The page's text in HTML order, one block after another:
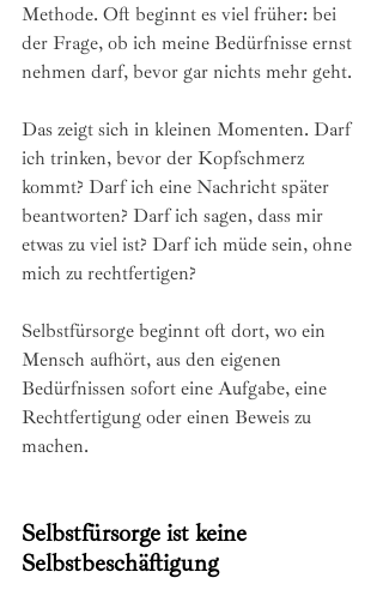
Methode. Oft beginnt es viel früher: bei
der Frage, ob ich meine Bedürfnisse ernst
nehmen darf, bevor gar nichts mehr geht.
Das zeigt sich in kleinen Momenten. Darf
ich trinken, bevor der Kopfschmerz
kommt? Darf ich eine Nachricht später
beantworten? Darf ich sagen, dass mir
etwas zu viel ist? Darf ich müde sein, ohne
mich zu rechtfertigen?
Selbstfürsorge beginnt oft dort, wo ein
Mensch aufhört, aus den eigenen
Bedürfnissen sofort eine Aufgabe, eine
Rechtfertigung oder einen Beweis zu
machen.
Selbstfürsorge ist keine
Selbstbeschäftigung